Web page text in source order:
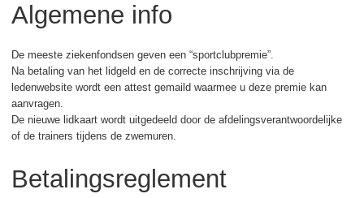
Algemene info
De meeste ziekenfondsen geven een “sportclubpremie”.
Na betaling van het lidgeld en de correcte inschrijving via de
ledenwebsite wordt een attest gemaild waarmee u deze premie kan
aanvragen.
De nieuwe lidkaart wordt uitgedeeld door de afdelingsverantwoordelijke
of de trainers tijdens de zwemuren.
Betalingsreglement